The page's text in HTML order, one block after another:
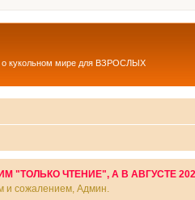
о кукольном мире для ВЗРОСЛЫХ
ЧТЕНИЕ", А В АВГУСТЕ
и сожалением, Админ.